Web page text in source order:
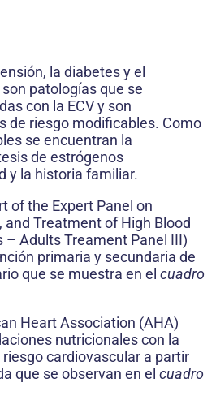
la diabetes y el
patologías que se
con la ECV y son
de riesgo modificables. Como
se encuentran la
de estrógenos
y la historia familiar.
of the Expert Panel on
and Treatment of High Blood
– Adults Treament Panel III)
primaria y secundaria de
que se muestra en el cuadro
Heart Association (AHA)
nutricionales con la
cardiovascular a partir
que se observan en el cuadro